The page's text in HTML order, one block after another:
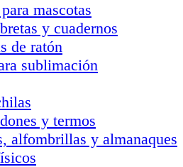
mascotas
y cuadernos
de ratón
sublimación
y termos
alfombrillas y almanaques